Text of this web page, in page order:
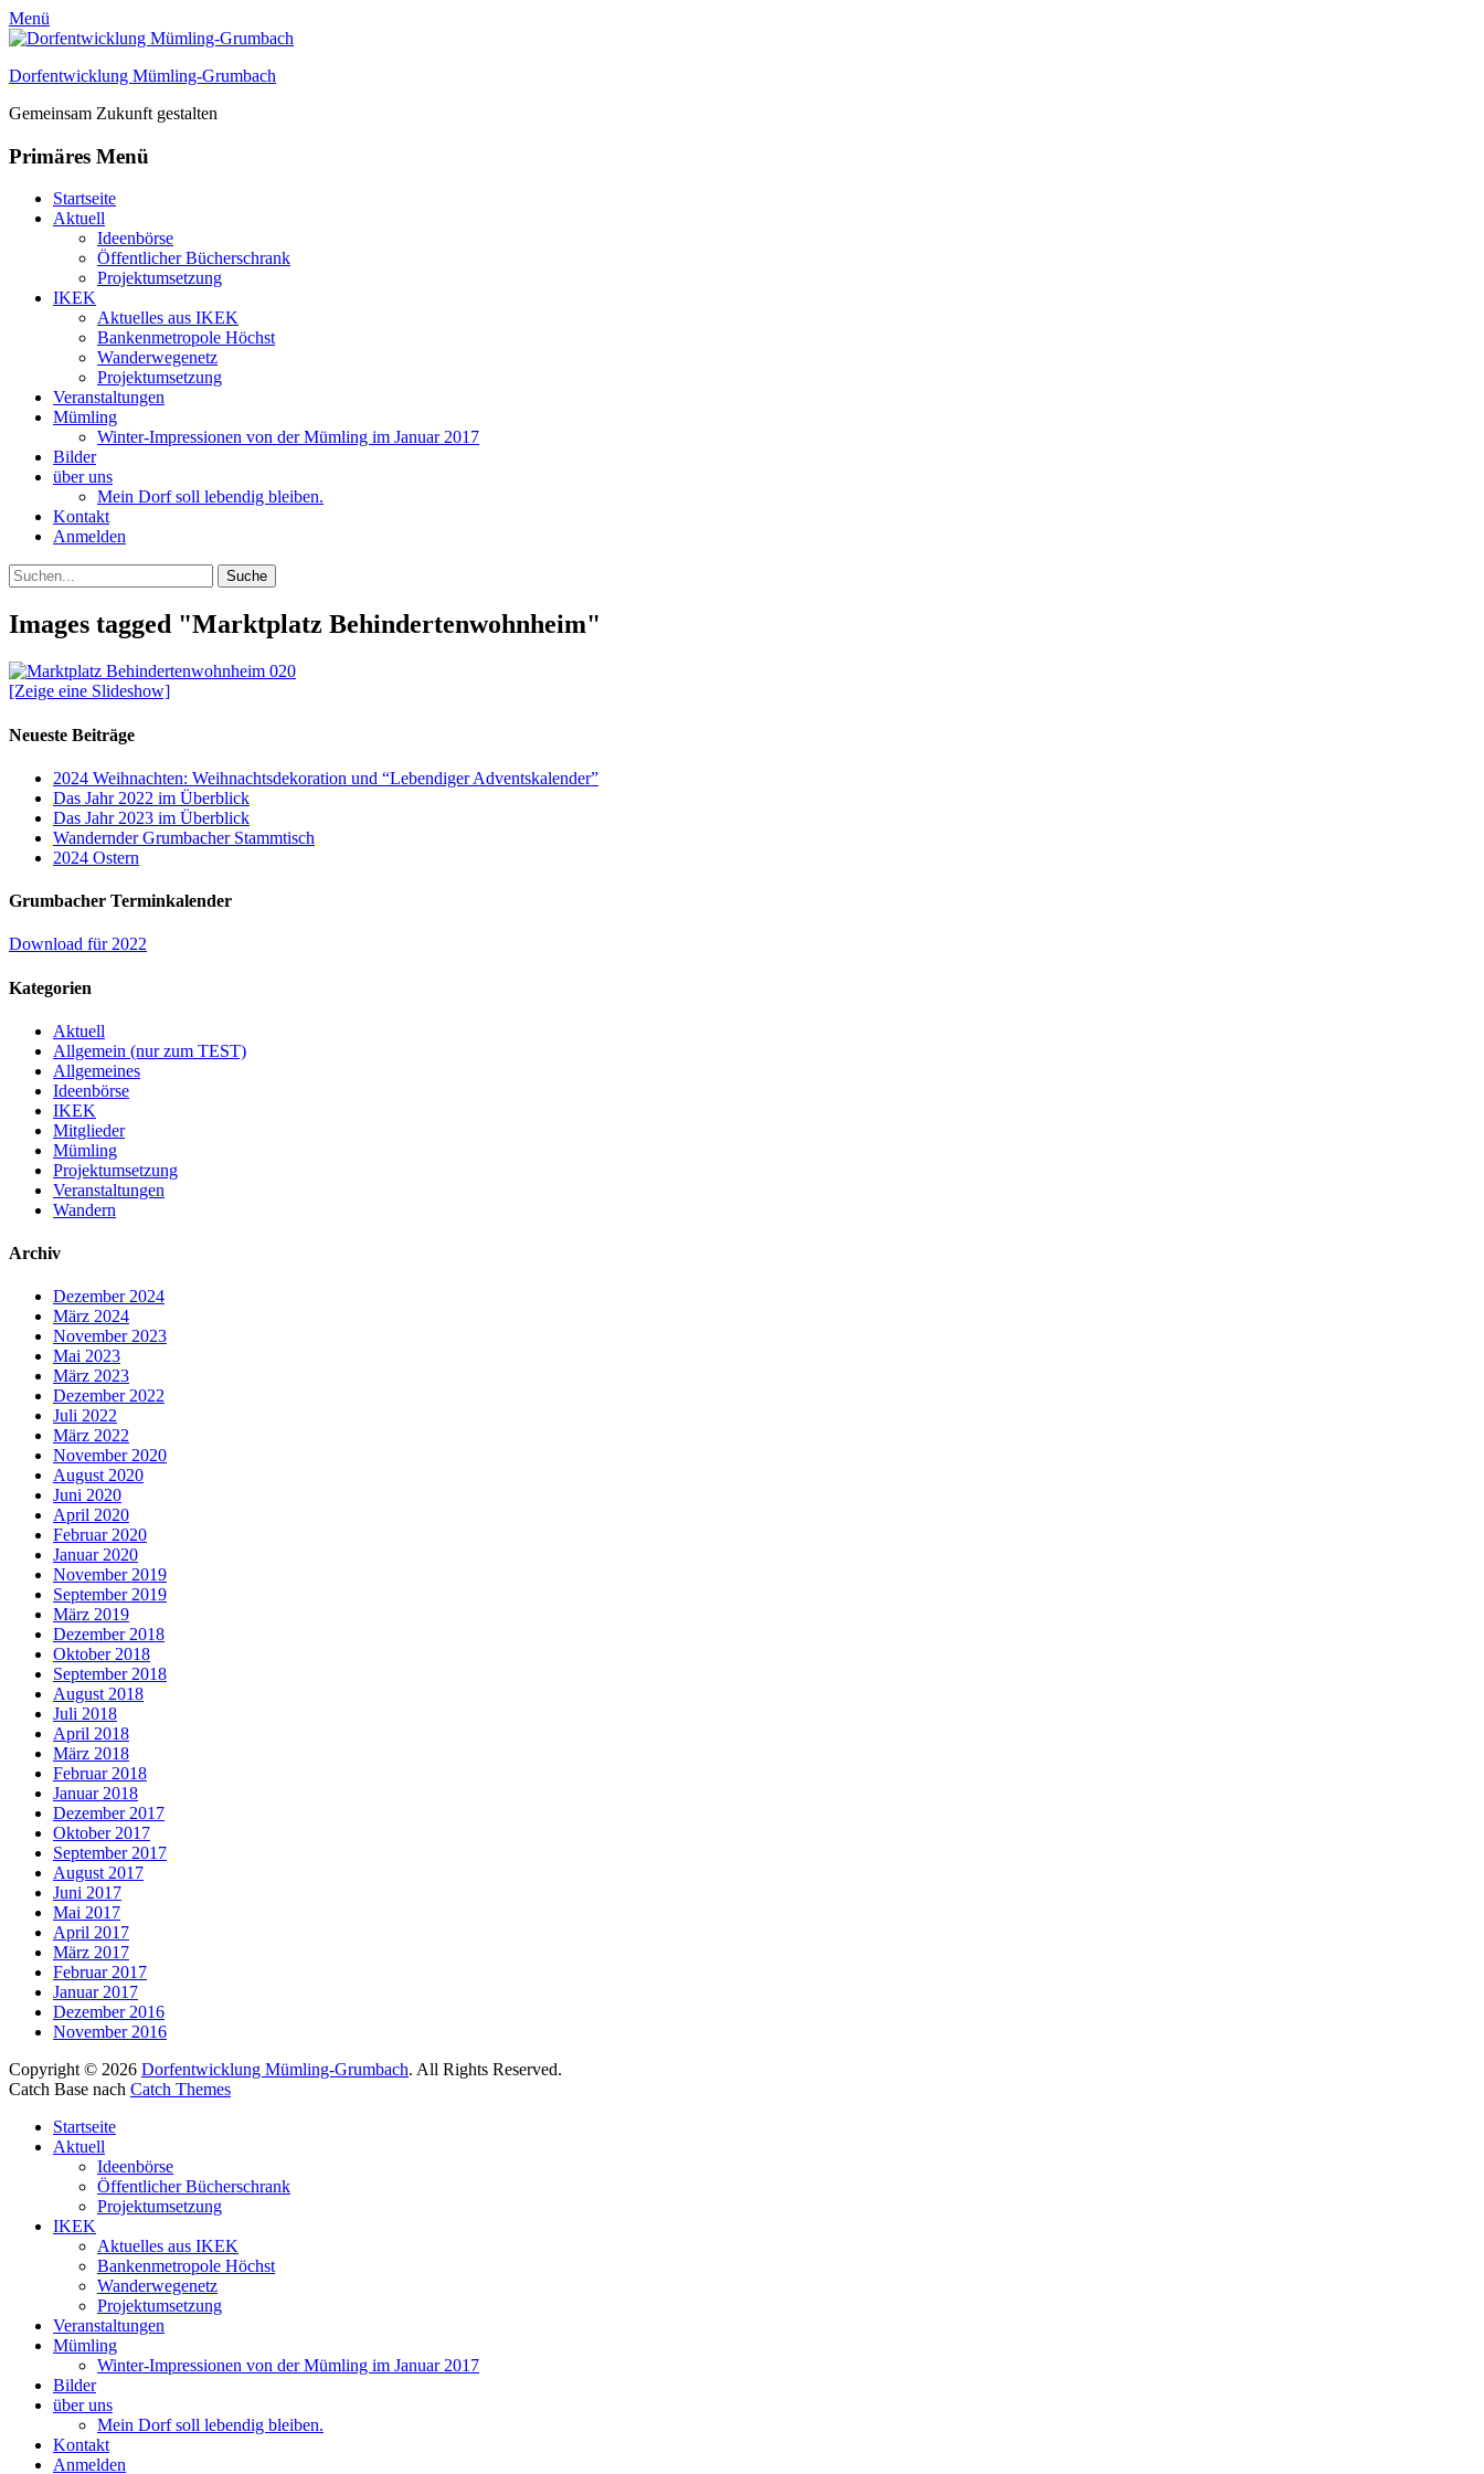
Menü
Dorfentwicklung Mümling-Grumbach
Gemeinsam Zukunft gestalten
Primäres Menü
Zum
Inhalt
Startseite
Aktuell
Ideenbörse
Öffentlicher Bücherschrank
Projektumsetzung
IKEK
Aktuelles aus IKEK
Bankenmetropole Höchst
Wanderwegenetz
Projektumsetzung
Veranstaltungen
Mümling
Winter-Impressionen von der Mümling im Januar 2017
Bilder
über uns
Mein Dorf soll lebendig bleiben.
Kontakt
Anmelden
Suchen
Suche
nach:
Images tagged "Marktplatz Behindertenwohnheim"
[Zeige eine Slideshow]
Neueste Beiträge
2024 Weihnachten: Weihnachtsdekoration und “Lebendiger Adventskalender”
Das Jahr 2022 im Überblick
Das Jahr 2023 im Überblick
Wandernder Grumbacher Stammtisch
2024 Ostern
Grumbacher Terminkalender
Download für 2022
Kategorien
Aktuell
Allgemein (nur zum TEST)
Allgemeines
Ideenbörse
IKEK
Mitglieder
Mümling
Projektumsetzung
Veranstaltungen
Wandern
Archiv
Dezember 2024
März 2024
November 2023
Mai 2023
März 2023
Dezember 2022
Juli 2022
März 2022
November 2020
August 2020
Juni 2020
April 2020
Februar 2020
Januar 2020
November 2019
September 2019
März 2019
Dezember 2018
Oktober 2018
September 2018
August 2018
Juli 2018
April 2018
März 2018
Februar 2018
Januar 2018
Dezember 2017
Oktober 2017
September 2017
August 2017
Juni 2017
Mai 2017
April 2017
März 2017
Februar 2017
Januar 2017
Dezember 2016
November 2016
Copyright © 2026 Dorfentwicklung Mümling-Grumbach. All Rights Reserved.
Catch Base nach Catch Themes
oben
scrollen
Startseite
Aktuell
Ideenbörse
Öffentlicher Bücherschrank
Projektumsetzung
IKEK
Aktuelles aus IKEK
Bankenmetropole Höchst
Wanderwegenetz
Projektumsetzung
Veranstaltungen
Mümling
Winter-Impressionen von der Mümling im Januar 2017
Bilder
über uns
Mein Dorf soll lebendig bleiben.
Kontakt
Anmelden